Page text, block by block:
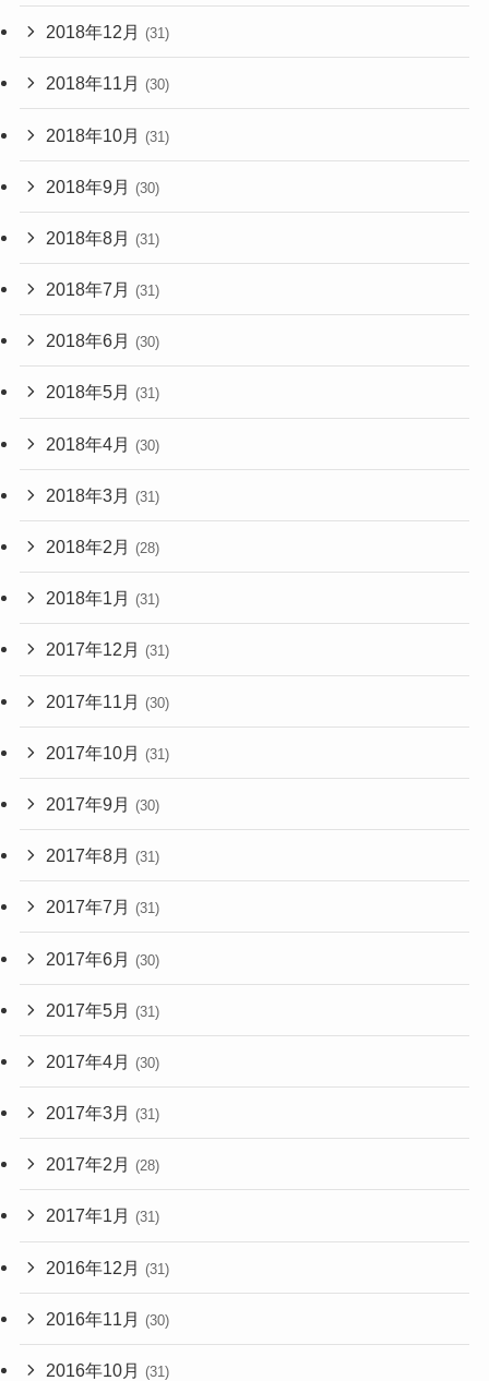
2018年12月 (31)
2018年11月 (30)
2018年10月 (31)
2018年9月 (30)
2018年8月 (31)
2018年7月 (31)
2018年6月 (30)
2018年5月 (31)
2018年4月 (30)
2018年3月 (31)
2018年2月 (28)
2018年1月 (31)
2017年12月 (31)
2017年11月 (30)
2017年10月 (31)
2017年9月 (30)
2017年8月 (31)
2017年7月 (31)
2017年6月 (30)
2017年5月 (31)
2017年4月 (30)
2017年3月 (31)
2017年2月 (28)
2017年1月 (31)
2016年12月 (31)
2016年11月 (30)
2016年10月 (31)